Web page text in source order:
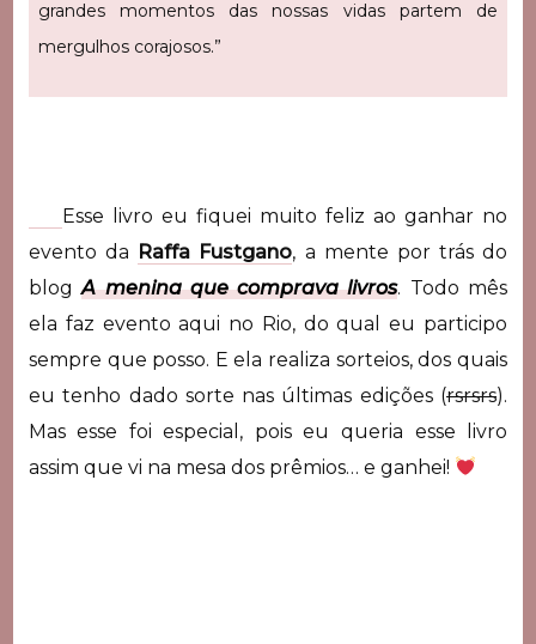
grandes momentos das nossas vidas partem de
mergulhos corajosos.”
Esse livro eu fiquei muito feliz ao ganhar no
evento da Raffa Fustgano, a mente por trás do
blogA menina que comprava livros. Todo mês
ela faz evento aqui no Rio, do qual eu participo
sempre que posso. E ela realiza sorteios, dos quais
eu tenho dado sorte nas últimas edições (rsrsrs).
Mas esse foi especial, pois eu queria esse livro
assim que vi na mesa dos prêmios… e ganhei!